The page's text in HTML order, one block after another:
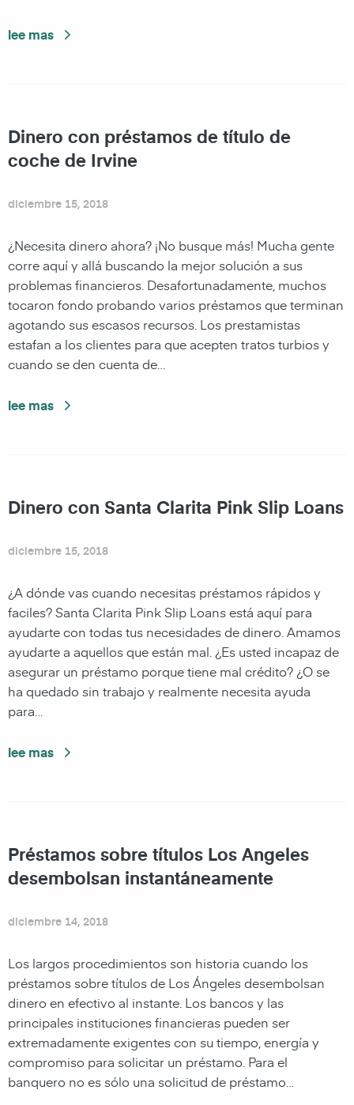
lee mas
Dinero con préstamos de título de
coche de Irvine
diciembre 15, 2018
¿Necesita dinero ahora? ¡No busque más! Mucha gente
corre aquí y allá buscando la mejor solución a sus
problemas financieros. Desafortunadamente, muchos
tocaron fondo probando varios préstamos que terminan
agotando sus escasos recursos. Los prestamistas
estafan a los clientes para que acepten tratos turbios y
cuando se den cuenta de…
lee mas
Dinero con Santa Clarita Pink Slip Loans
diciembre 15, 2018
¿A dónde vas cuando necesitas préstamos rápidos y
faciles? Santa Clarita Pink Slip Loans está aquí para
ayudarte con todas tus necesidades de dinero. Amamos
ayudarte a aquellos que están mal. ¿Es usted incapaz de
asegurar un préstamo porque tiene mal crédito? ¿O se
ha quedado sin trabajo y realmente necesita ayuda
para…
lee mas
Préstamos sobre títulos Los Angeles
desembolsan instantáneamente
diciembre 14, 2018
Los largos procedimientos son historia cuando los
préstamos sobre títulos de Los Ángeles desembolsan
dinero en efectivo al instante. Los bancos y las
principales instituciones financieras pueden ser
extremadamente exigentes con su tiempo, energía y
compromiso para solicitar un préstamo. Para el
banquero no es sólo una solicitud de préstamo…